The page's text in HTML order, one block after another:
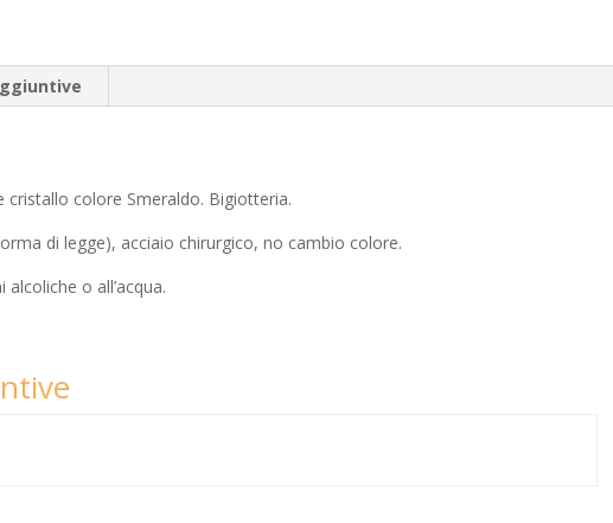
cristallo colore Smeraldo. Bigiotteria.
di legge), acciaio chirurgico, no cambio colore.
o all’acqua.